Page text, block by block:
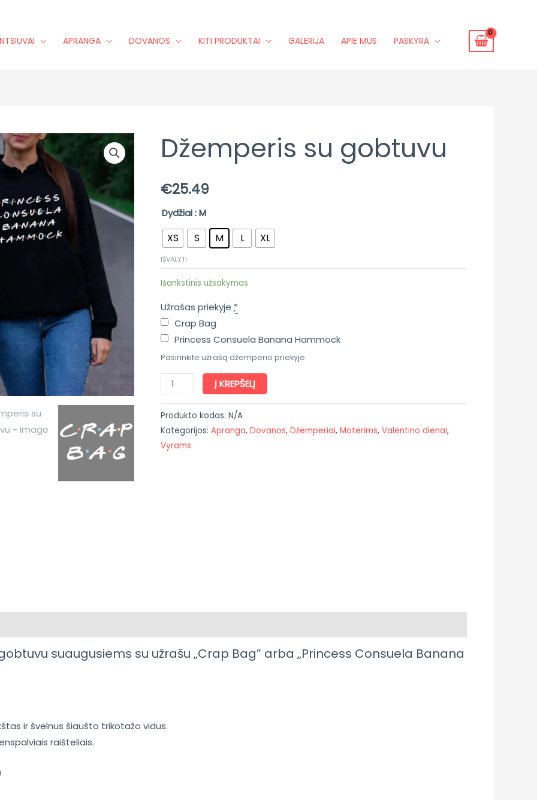
APRANGA DOVANOS KITI PRODUKTAI GALERIJA APIE MUS PASKYRA
Džemperis su gobtuvu
€25.49
Dydžiai : M
XS S M L XL
IŠVALYTI
Išankstinis užsakymas
Užrašas priekyje *
Crap Bag
Princess Consuela Banana Hammock
Pasirinkite užrašą džemperio priekyje
produkto
kiekis:
su
Į KREPŠELĮ
Produkto kodas:N/A
Kategorijos:Apranga,Dovanos,Džemperiai,Moterims,Valentino dienai,
Vyrams
suaugusiems su užrašu „Crap Bag” arba „Princess Consuela Banana
ir švelnus šiaušto trikotažo vidus.
raišteliais.